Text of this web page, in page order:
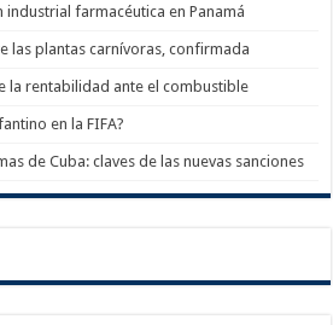
farmacéutica en Panamá
las plantas carnívoras, confirmada
la rentabilidad ante el combustible
en la FIFA?
de Cuba: claves de las nuevas sanciones